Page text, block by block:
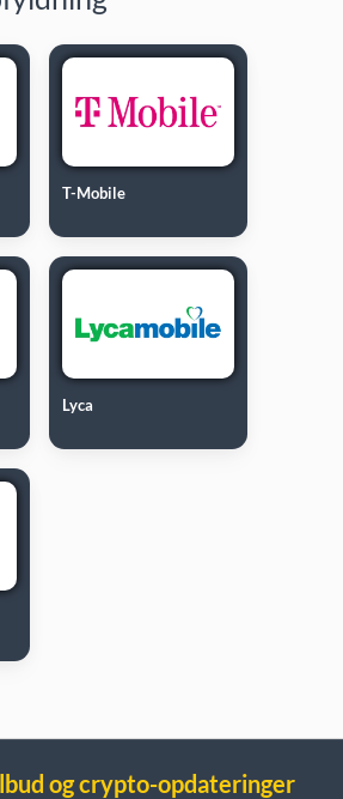
T-Mobile
Lyca
og crypto-opdateringer